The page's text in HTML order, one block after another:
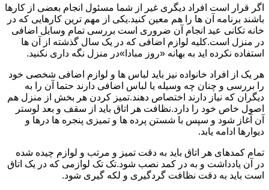
اگر قرار است افراد دیگری غیر از شما مسئول انجام بعضی از کارها
باشند برنامه آن ها را هم معین کنید.یکی از مهم ترین کارهایی که در
خانه تکانی عید انجام آن ضروری است بررسی تمام وسایل اضافی
در منزل است.کلیه لوازم اضافی که در یک سال گذشته از آن ها
استفاده نکرده اید به بهانه «روز مبادا»در منزل نگه داری نکنید.
هر یک از افراد خانواده نیز باید لباس ها و لوازم اضافی شخصی خود
را بررسی و چنان چه وسیله یا لباس اضافی دارند حتما آن را به
دیگران که نیاز دارند اختصاص دهند.تمیز کردن هر بخش از منزل هم
اصول خاص خود را دارد.نظافت هر اتاق باید از سقف و بعد لوستر
آن آغاز شود و سپس با شستن پرده ها و تمیزی پنجره ها درها و
دیوارها ادامه یابد.
تمام کمدهای هر اتاق باید به دقت تمیز و مرتب و لوازم چیده شده
در آن یادداشت و به در کمد نصب شود.تک تک لوازمی که در یک اتاق
است باید به دقت نظافت گردگیری و لکه گیری شود.